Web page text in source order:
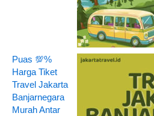
Puas 💯%
Harga Tiket
Travel Jakarta
Banjarnegara
Murah Antar